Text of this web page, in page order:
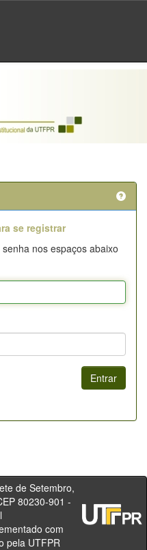
se registrar
nos espaços abaixo
Setembro,
80230-901 -
- Brasil
com
pela UTFPR